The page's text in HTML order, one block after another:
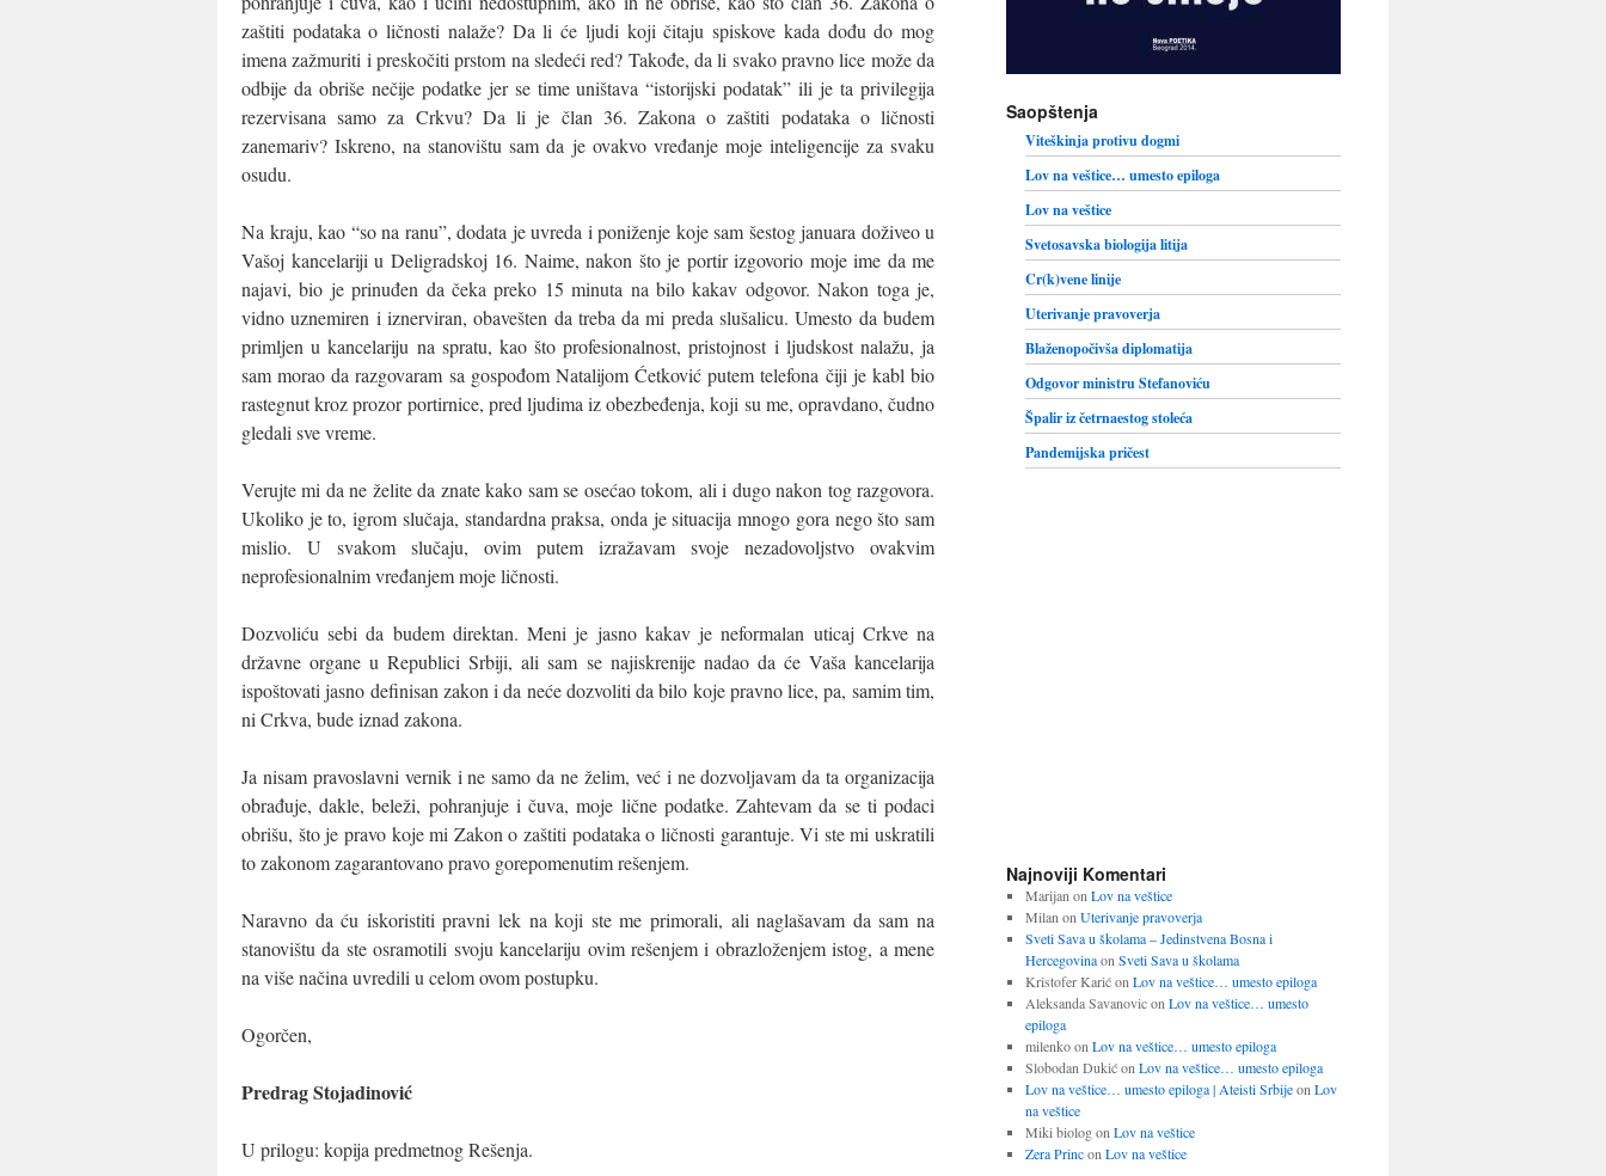
zaštiti podataka o ličnosti nalaže? Da li će ljudi koji čitaju spiskove kada dođu do mog
imena zažmuriti i preskočiti prstom na sledeći red? Takođe, da li svako pravno lice može da
odbije da obriše nečije podatke jer se time uništava “istorijski podatak” ili je ta privilegija
rezervisana samo za Crkvu? Da li je član 36. Zakona o zaštiti podataka o ličnosti
zanemariv? Iskreno, na stanovištu sam da je ovakvo vređanje moje inteligencije za svaku
osudu.
Na kraju, kao “so na ranu”, dodata je uvreda i poniženje koje sam šestog januara doživeo u
Vašoj kancelariji u Deligradskoj 16. Naime, nakon što je portir izgovorio moje ime da me
najavi, bio je prinuđen da čeka preko 15 minuta na bilo kakav odgovor. Nakon toga je,
vidno uznemiren i iznerviran, obavešten da treba da mi preda slušalicu. Umesto da budem
primljen u kancelariju na spratu, kao što profesionalnost, pristojnost i ljudskost nalažu, ja
sam morao da razgovaram sa gospođom Natalijom Ćetković putem telefona čiji je kabl bio
rastegnut kroz prozor portirnice, pred ljudima iz obezbeđenja, koji su me, opravdano, čudno
gledali sve vreme.
Verujte mi da ne želite da znate kako sam se osećao tokom, ali i dugo nakon tog razgovora.
Ukoliko je to, igrom slučaja, standardna praksa, onda je situacija mnogo gora nego što sam
mislio. U svakom slučaju, ovim putem izražavam svoje nezadovoljstvo ovakvim
neprofesionalnim vređanjem moje ličnosti.
Dozvoliću sebi da budem direktan. Meni je jasno kakav je neformalan uticaj Crkve na
državne organe u Republici Srbiji, ali sam se najiskrenije nadao da će Vaša kancelarija
ispoštovati jasno definisan zakon i da neće dozvoliti da bilo koje pravno lice, pa, samim tim,
ni Crkva, bude iznad zakona.
Ja nisam pravoslavni vernik i ne samo da ne želim, već i ne dozvoljavam da ta organizacija
obrađuje, dakle, beleži, pohranjuje i čuva, moje lične podatke. Zahtevam da se ti podaci
obrišu, što je pravo koje mi Zakon o zaštiti podataka o ličnosti garantuje. Vi ste mi uskratili
to zakonom zagarantovano pravo gorepomenutim rešenjem.
Naravno da ću iskoristiti pravni lek na koji ste me primorali, ali naglašavam da sam na
stanovištu da ste osramotili svoju kancelariju ovim rešenjem i obrazloženjem istog, a mene
na više načina uvredili u celom ovom postupku.
Ogorčen,
Predrag Stojadinović
U prilogu: kopija predmetnog Rešenja.
Saopštenja
Viteškinja protivu dogmi
Lov na veštice… umesto epiloga
Lov na veštice
Svetosavska biologija litija
Cr(k)vene linije
Uterivanje pravoverja
Blaženopočivša diplomatija
Odgovor ministru Stefanoviću
Špalir iz četrnaestog stoleća
Pandemijska pričest
Najnoviji Komentari
Marijan on Lov na veštice
Milan on Uterivanje pravoverja
Sveti Sava u školama – Jedinstvena Bosna i
Hercegovinaon Sveti Sava u školama
Kristofer Karićon Lov na veštice… umesto epiloga
Aleksanda Savanovicon Lov na veštice… umesto
epiloga
milenkoon Lov na veštice… umesto epiloga
Slobodan Dukićon Lov na veštice… umesto epiloga
Lov na veštice… umesto epiloga | Ateisti Srbijeon Lov
na veštice
Miki biologon Lov na veštice
Zera Princon Lov na veštice